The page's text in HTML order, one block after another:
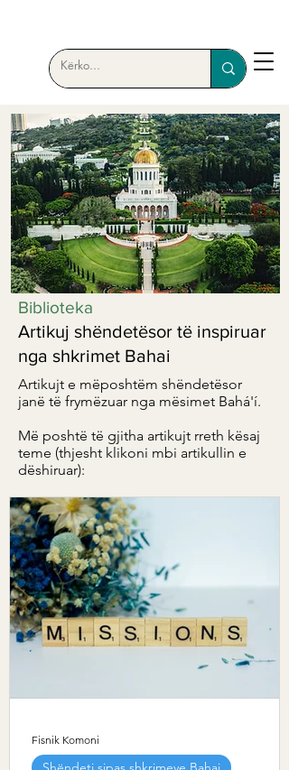
Biblioteka
Artikuj shëndetësor të inspiruar
nga shkrimet Bahai
Artikujt e mëposhtëm shëndetësor
janë të frymëzuar nga mësimet Bahá'í.
Më poshtë të gjitha artikujt rreth kësaj
teme (thjesht klikoni mbi artikullin e
dëshiruar):
Fisnik Komoni